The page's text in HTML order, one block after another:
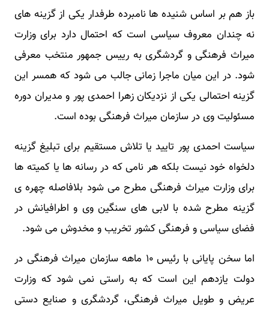
باز هم بر اساس شنیده ها نامبرده طرفدار یکی از گزینه های
نه چندان معروف سیاسی است که احتمال دارد برای وزارت
میراث فرهنگی و گردشگری به رییس جمهور منتخب معرفی
شود. در این میان ماجرا زمانی جالب می شود که همسر این
گزینه احتمالی یکی از نزدیکان زهرا احمدی پور و مدیران دوره
مسئولیت وی در سازمان میراث فرهنگی بوده است.
سیاست احمدی پور تایید یا تلاش مستقیم برای تبلیغ گزینه
دلخواه خود نیست بلکه هر نامی که در رسانه ها یا کمیته ها
برای وزارت میراث فرهنگی مطرح می شود بلافاصله چهره ی
گزینه مطرح شده با لابی های سنگین وی و اطرافیانش در
فضای سیاسی و فرهنگی کشور تخریب و مخدوش می شود.
اما سخن پایانی با رئیس ۱۰ ماهه سازمان میراث فرهنگی در
دولت یازدهم این است که به راستی نمی شود که وزارت
عریض و طویل میراث فرهنگی، گردشگری و صنایع دستی